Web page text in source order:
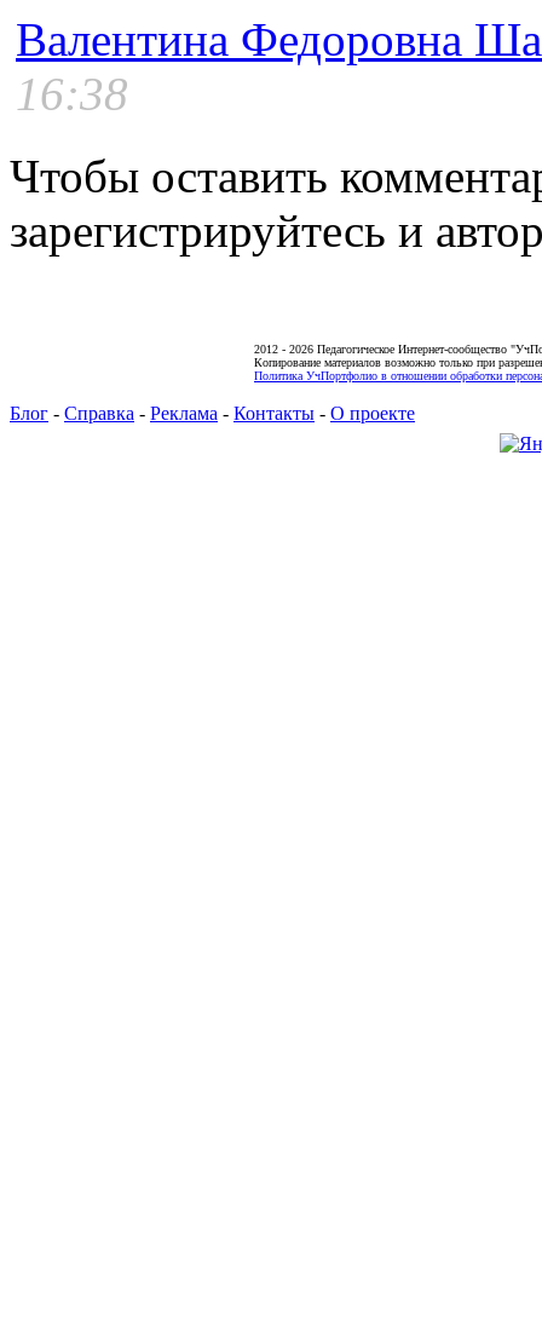
Валентина Федоровна
16:38
Чтобы оставить
зарегистрируйтесь и
2012 - 2026 Педагогическое Интернет-сообщество
Копирование материалов возможно только при
Политика УчПортфолио в отношении обработки
Блог - Справка - Реклама - Контакты - О проекте